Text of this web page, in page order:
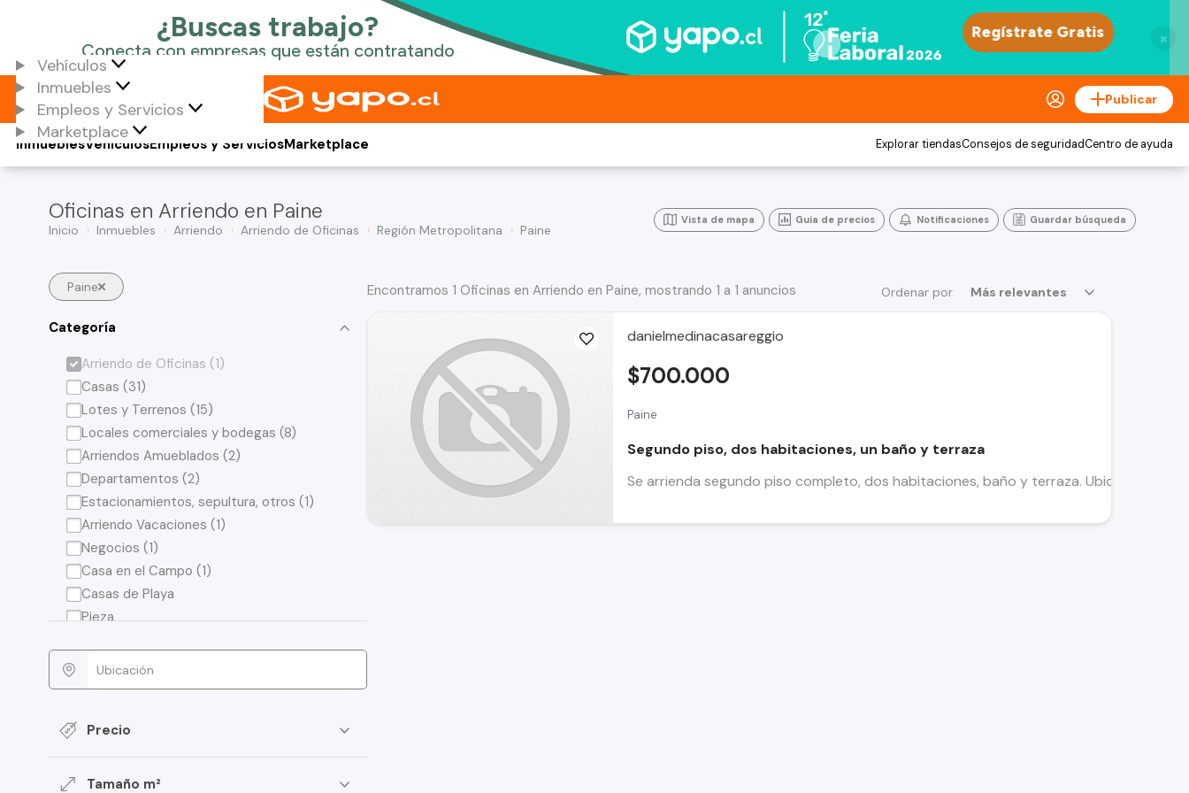
×
Vehículos
Inmuebles
Empleos y Servicios
Marketplace
Publicar
Vehículos
Inmuebles Empleos y ServiciosMarketplace Explorar tiendasConsejos de seguridadCentro de ayuda
Oficinas en Arriendo en Paine
Inicio Inmuebles Arriendo Arriendo de Oficinas Región Metropolitana Paine
Vista de mapa Guia de precios Notificaciones Guardar búsqueda
Paine
Categoría
Arriendo de Oficinas (1)
Casas (31)
Lotes y Terrenos (15)
Locales comerciales y bodegas (8)
Arriendos Amueblados (2)
Departamentos (2)
Estacionamientos, sepultura, otros (1)
Arriendo Vacaciones (1)
Negocios (1)
Casa en el Campo (1)
Casas de Playa
Pieza
Precio
Tamaño m²
Ordenar por Más relevantes
Encontramos 1 Oficinas en Arriendo en Paine, mostrando 1 a 1 anuncios
danielmedinacasareggio
Paine
Segundo piso, dos habitaciones, un baño y terraza
Se arrienda segundo piso completo, dos habitaciones, baño y terraza. Ubicada en
$700.000